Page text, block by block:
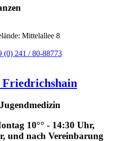
Mittelallee 8
(0) 241 / 80-88773
10°° - 14:30 Uhr,
und nach Vereinbarung